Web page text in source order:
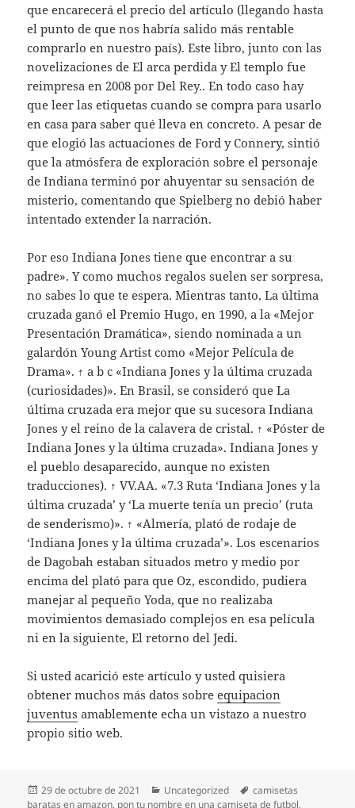
que encarecerá el precio del artículo (llegando hasta
el punto de que nos habría salido más rentable
comprarlo en nuestro país). Este libro, junto con las
novelizaciones de El arca perdida y El templo fue
reimpresa en 2008 por Del Rey.. En todo caso hay
que leer las etiquetas cuando se compra para usarlo
en casa para saber qué lleva en concreto. A pesar de
que elogió las actuaciones de Ford y Connery, sintió
que la atmósfera de exploración sobre el personaje
de Indiana terminó por ahuyentar su sensación de
misterio, comentando que Spielberg no debió haber
intentado extender la narración.
Por eso Indiana Jones tiene que encontrar a su
padre». Y como muchos regalos suelen ser sorpresa,
no sabes lo que te espera. Mientras tanto, La última
cruzada ganó el Premio Hugo, en 1990, a la «Mejor
Presentación Dramática», siendo nominada a un
galardón Young Artist como «Mejor Película de
Drama». ↑ a b c «Indiana Jones y la última cruzada
(curiosidades)». En Brasil, se consideró que La
última cruzada era mejor que su sucesora Indiana
Jones y el reino de la calavera de cristal. ↑ «Póster de
Indiana Jones y la última cruzada». Indiana Jones y
el pueblo desaparecido, aunque no existen
traducciones). ↑ VV.AA. «7.3 Ruta ‘Indiana Jones y la
última cruzada’ y ‘La muerte tenía un precio’ (ruta
de senderismo)». ↑ «Almería, plató de rodaje de
‘Indiana Jones y la última cruzada’». Los escenarios
de Dagobah estaban situados metro y medio por
encima del plató para que Oz, escondido, pudiera
manejar al pequeño Yoda, que no realizaba
movimientos demasiado complejos en esa película
ni en la siguiente, El retorno del Jedi.
Si usted acarició este artículo y usted quisiera
obtener muchos más datos sobreequipacion
juventus amablemente echa un vistazo a nuestro
propio sitio web.
Publicado
el
29 de octubre de 2021 Categorías
Uncategorized Etiquetas
camisetas
baratas en amazon, pon tu nombre en una camiseta de futbol,